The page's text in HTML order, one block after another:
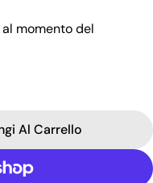
momento del
Polish 8ml Bloom
Per Gel Polish 8ml
Al Carrello